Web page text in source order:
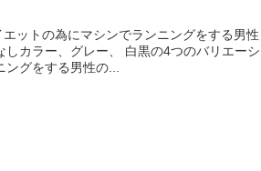
ットの為にマシンでランニングをする男性
カラー、グレー、 白黒の4つのバリエーシ
ングをする男性の...